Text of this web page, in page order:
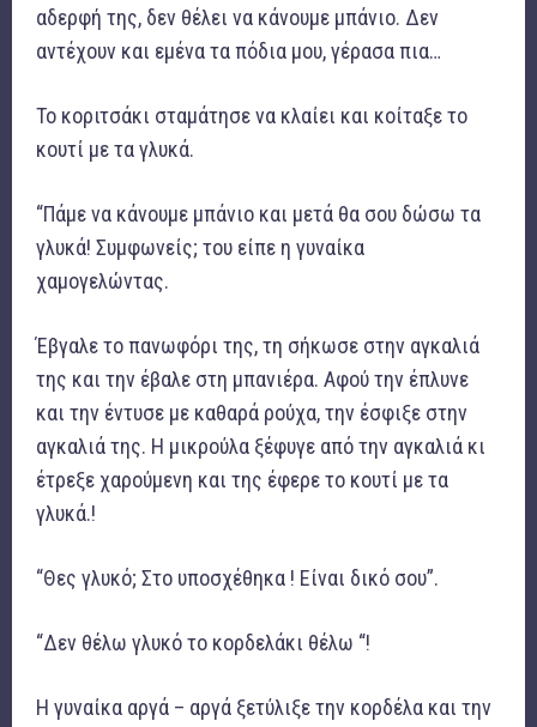
αδερφή της, δεν θέλει να κάνουμε μπάνιο. Δεν
αντέχουν και εμένα τα πόδια μου, γέρασα πια…
Το κοριτσάκι σταμάτησε να κλαίει και κοίταξε το
κουτί με τα γλυκά.
“Πάμε να κάνουμε μπάνιο και μετά θα σου δώσω τα
γλυκά! Συμφωνείς; του είπε η γυναίκα
χαμογελώντας.
Έβγαλε το πανωφόρι της, τη σήκωσε στην αγκαλιά
της και την έβαλε στη μπανιέρα. Αφού την έπλυνε
και την έντυσε με καθαρά ρούχα, την έσφιξε στην
αγκαλιά της. Η μικρούλα ξέφυγε από την αγκαλιά κι
έτρεξε χαρούμενη και της έφερε το κουτί με τα
γλυκά.!
“Θες γλυκό; Στο υποσχέθηκα ! Είναι δικό σου”.
“Δεν θέλω γλυκό το κορδελάκι θέλω “!
Η γυναίκα αργά – αργά ξετύλιξε την κορδέλα και την